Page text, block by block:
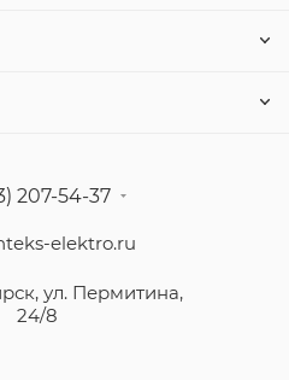
207-54-37
elektro.ru
ул. Пермитина,
24/8